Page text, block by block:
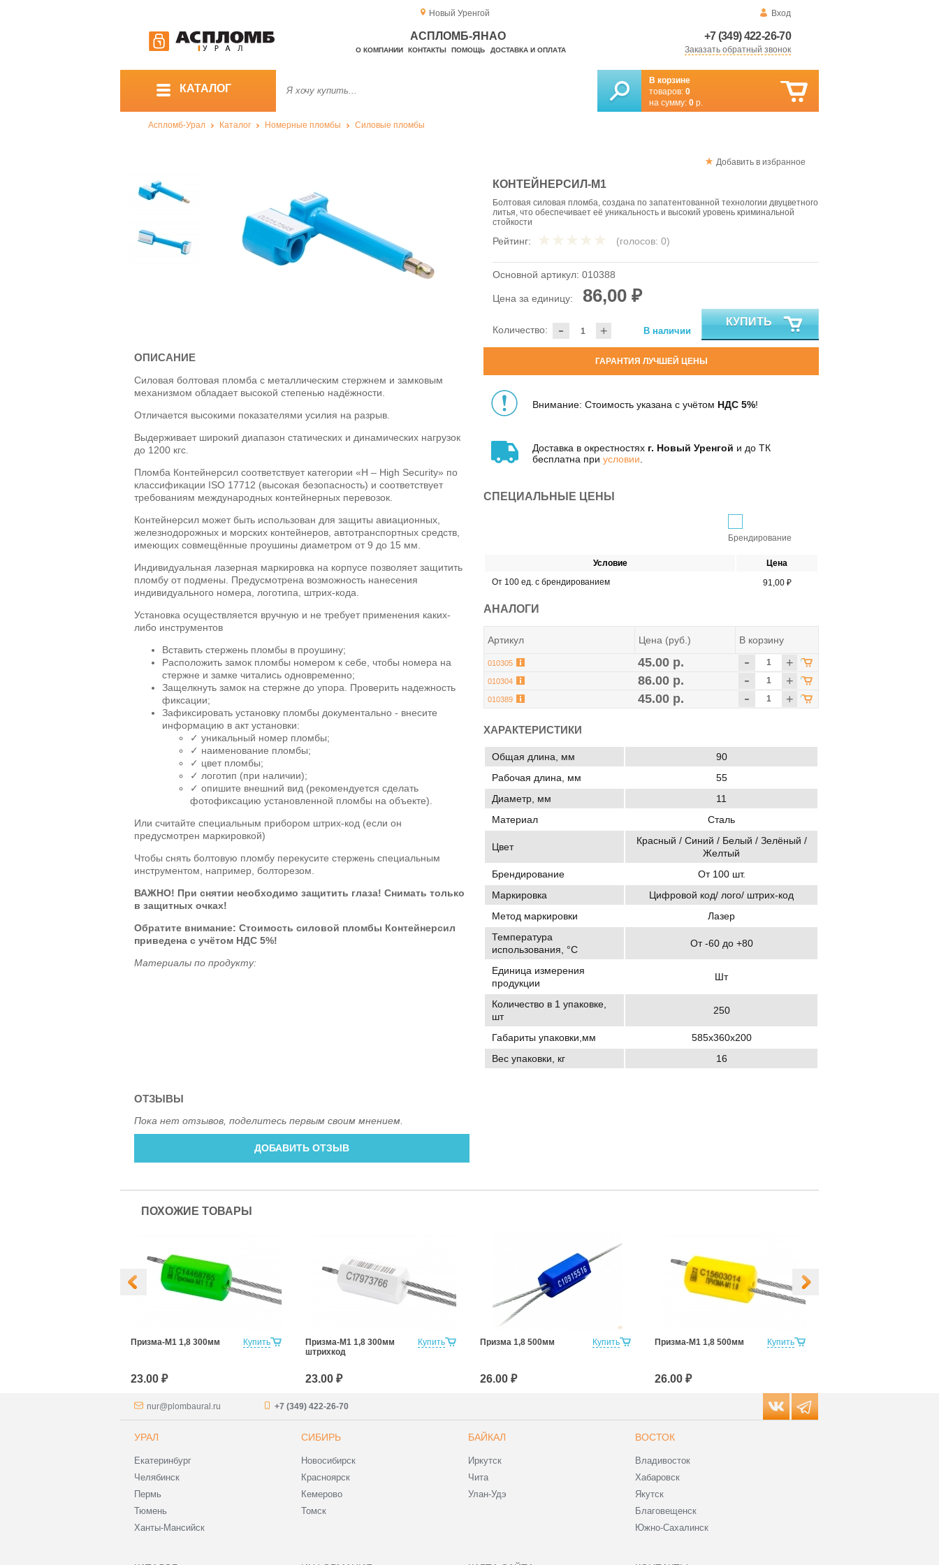
Новый Уренгой Вход
+7 (349) 422-26-70
Заказать обратный звонок
АСПЛОМБ-ЯНАО
О КОМПАНИИ КОНТАКТЫ ПОМОЩЬ ДОСТАВКА И ОПЛАТА
КАТАЛОГ
В корзине
товаров: 0
на сумму: 0 р.
Аспломб-Урал Каталог Номерные пломбы Силовые пломбы
Добавить в избранное
КОНТЕЙНЕРСИЛ-М1
Болтовая силовая пломба, создана по запатентованной технологии двуцветного
литья, что обеспечивает её уникальность и высокий уровень криминальной
стойкости
Рейтинг: (голосов: 0)
Основной артикул: 010388
Цена за единицу: 86,00 ₽
- +
Количество: В наличии
КУПИТЬ
ГАРАНТИЯ ЛУЧШЕЙ ЦЕНЫ
Внимание: Стоимость указана с учётом НДС 5%!
Доставка в окрестностях г. Новый Уренгой и до ТК
бесплатна при условии
СПЕЦИАЛЬНЫЕ ЦЕНЫ
Брендирование
Условие
Цена
От 100 ед. с брендированием
91,00 ₽
АНАЛОГИ
Артикул Цена (руб.) В корзину
010305 45.00 р. - +
010304 86.00 р. - +
010389 45.00 р. - +
ОПИСАНИЕ
Силовая болтовая пломба с металлическим стержнем и замковым
механизмом обладает высокой степенью надёжности.
Отличается высокими показателями усилия на разрыв.
Выдерживает широкий диапазон статических и динамических нагрузок
до 1200 кгс.
Пломба Контейнерсил соответствует категории «H – High Security» по
классификации ISO 17712 (высокая безопасность) и соответствует
требованиям международных контейнерных перевозок.
Контейнерсил может быть использован для защиты авиационных,
железнодорожных и морских контейнеров, автотранспортных средств,
имеющих совмещённые проушины диаметром от 9 до 15 мм.
Индивидуальная лазерная маркировка на корпусе позволяет защитить
пломбу от подмены. Предусмотрена возможность нанесения
индивидуального номера, логотипа, штрих-кода.
Установка осуществляется вручную и не требует применения каких-
либо инструментов
Вставить стержень пломбы в проушину;
Расположить замок пломбы номером к себе, чтобы номера на
стержне и замке читались одновременно;
Защелкнуть замок на стержне до упора. Проверить надежность
фиксации;
Зафиксировать установку пломбы документально - внесите
информацию в акт установки:
✓ уникальный номер пломбы;
✓ наименование пломбы;
✓ цвет пломбы;
✓ логотип (при наличии);
✓ опишите внешний вид (рекомендуется сделать
фотофиксацию установленной пломбы на объекте).
Или считайте специальным прибором штрих-код (если он
предусмотрен маркировкой)
Чтобы снять болтовую пломбу перекусите стержень специальным
инструментом, например, болторезом.
ВАЖНО! При снятии необходимо защитить глаза! Снимать только
в защитных очках!
Обратите внимание: Стоимость силовой пломбы Контейнерсил
приведена с учётом НДС 5%!
Материалы по продукту:
ХАРАКТЕРИСТИКИ
Общая длина, мм
90
Рабочая длина, мм
55
Диаметр, мм
11
Материал
Сталь
Цвет
Красный / Синий / Белый / Зелёный /
Желтый
Брендирование
От 100 шт.
Маркировка
Цифровой код/ лого/ штрих-код
Метод маркировки
Лазер
Температура
использования, °C
От -60 до +80
Единица измерения
продукции
Шт
Количество в 1 упаковке,
шт
250
Габариты упаковки,мм
585х360х200
Вес упаковки, кг
16
ОТЗЫВЫ
Пока нет отзывов, поделитесь первым своим мнением.
ДОБАВИТЬ ОТЗЫВ
ПОХОЖИЕ ТОВАРЫ
Купить
Призма-М1 1,8 300мм
23.00 ₽
Купить
Призма-М1 1,8 300мм
штрихкод
23.00 ₽
Купить
Призма 1,8 500мм
26.00 ₽
Купить
Призма-М1 1,8 500мм
26.00 ₽
nur@plombaural.ru +7 (349) 422-26-70
УРАЛ
Екатеринбург
Челябинск
Пермь
Тюмень
Ханты-Мансийск
СИБИРЬ
Новосибирск
Красноярск
Кемерово
Томск
БАЙКАЛ
Иркутск
Чита
Улан-Удэ
ВОСТОК
Владивосток
Хабаровск
Якутск
Благовещенск
Южно-Сахалинск